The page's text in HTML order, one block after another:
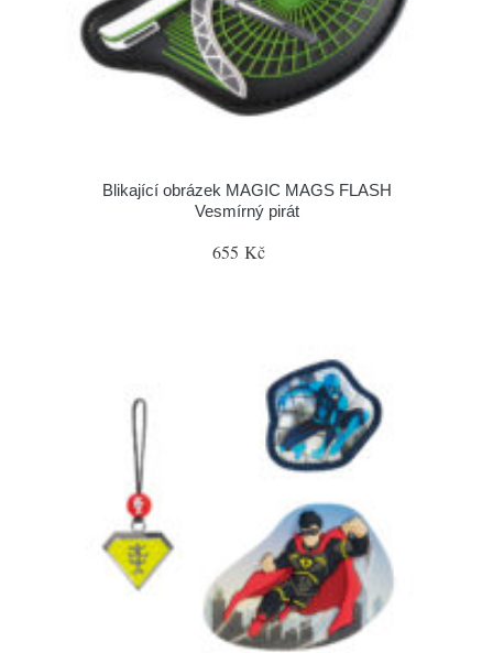
Blikající obrázek MAGIC MAGS FLASH
Vesmírný pirát
655 Kč